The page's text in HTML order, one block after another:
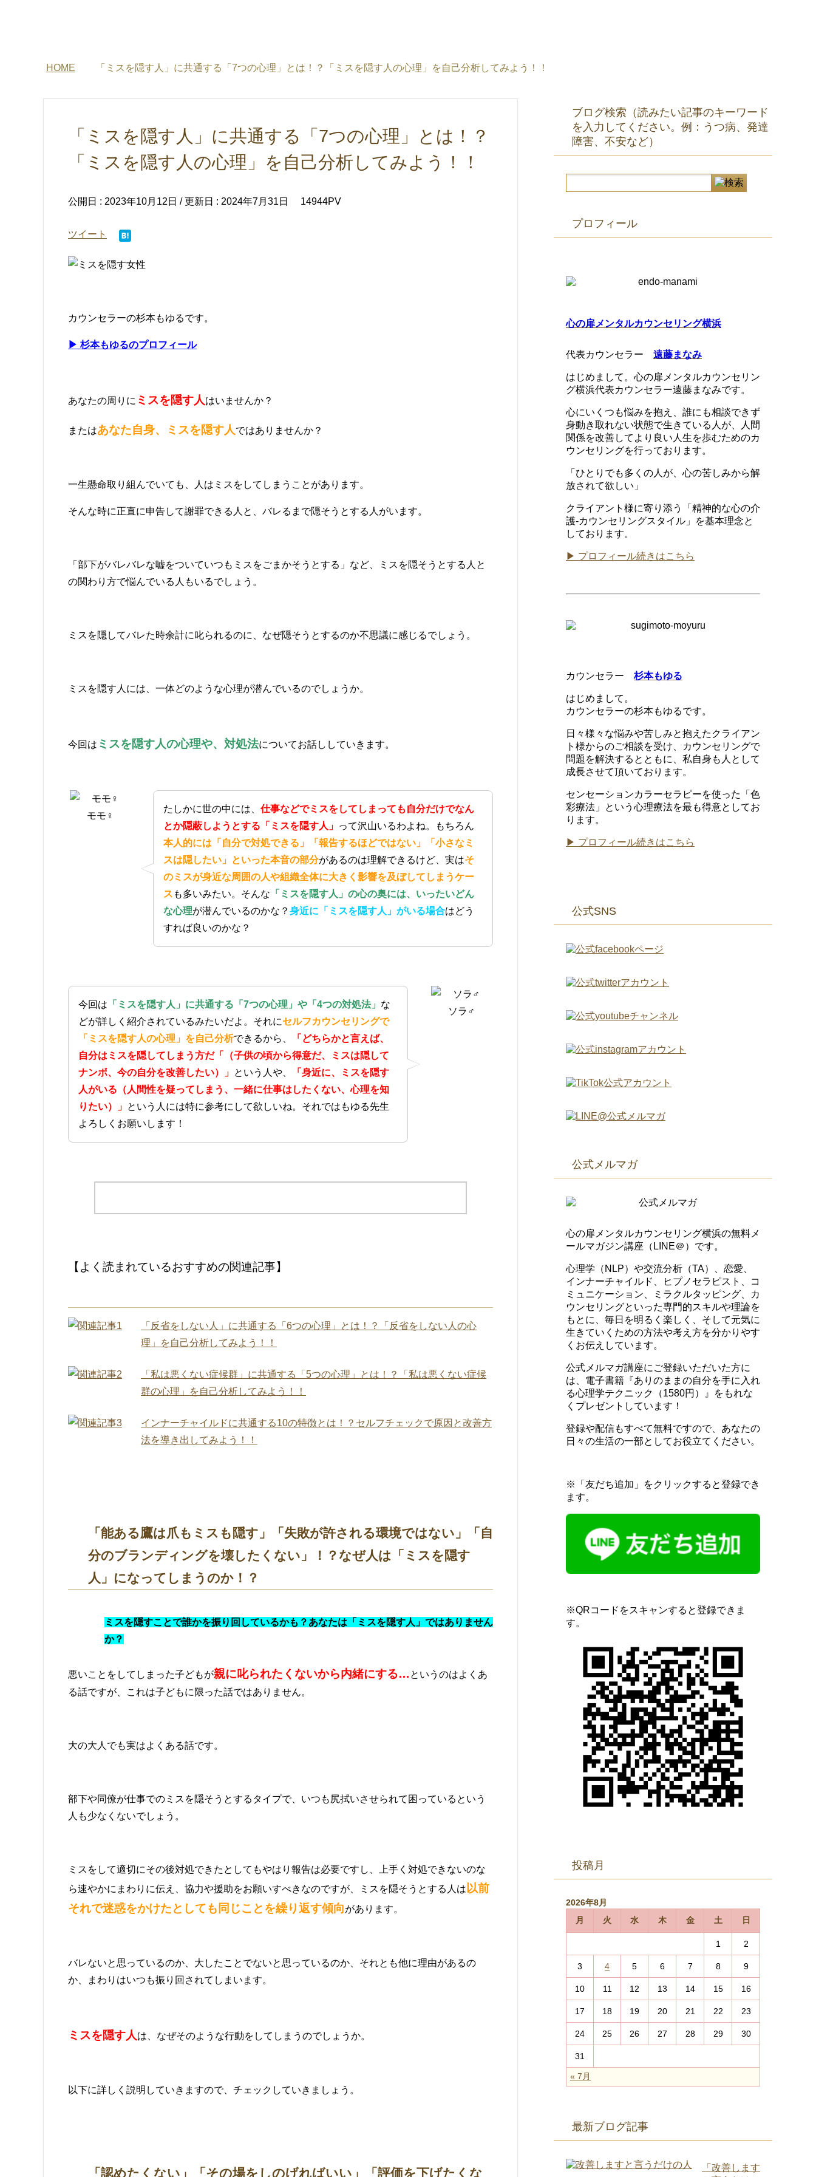
HOME 「ミスを隠す人」に共通する「7つの心理」とは！？「ミスを隠す人の心理」を自己分析してみよう！！
「ミスを隠す人」に共通する「7つの心理」とは！？
「ミスを隠す人の心理」を自己分析してみよう！！
公開日 : 2023年10月12日 / 更新日 : 2024年7月31日 14944PV
ツイート
カウンセラーの杉本もゆるです。
▶ 杉本もゆるのプロフィール
あなたの周りに ミスを隠す人はいませんか？
またはあなた自身、ミスを隠す人ではありませんか？
一生懸命取り組んでいても、人はミスをしてしまうことがあります。
そんな時に正直に申告して謝罪できる人と、バレるまで隠そうとする人がいます。
「部下がバレバレな嘘をついていつもミスをごまかそうとする」など、ミスを隠そうとする人と
の関わり方で悩んでいる人もいるでしょう。
ミスを隠してバレた時余計に叱られるのに、なぜ隠そうとするのか不思議に感じるでしょう。
ミスを隠す人には、一体どのような心理が潜んでいるのでしょうか。
今回は ミスを隠す人の心理や、対処法についてお話ししていきます。
モモ♀
たしかに世の中には、 仕事などでミスをしてしまっても自分だけでなん
とか隠蔽しようとする「ミスを隠す人」 って沢山いるわよね。もちろん
本人的には「自分で対処できる」「報告するほどではない」「小さなミ
スは隠したい」といった本音の部分があるのは理解できるけど、実はそ
のミスが身近な周囲の人や組織全体に大きく影響を及ぼしてしまうケー
ス も多いみたい。そんな 「ミスを隠す人」の心の奥には、いったいどん
な心理が潜んでいるのかな？ 身近に「ミスを隠す人」がいる場合はどう
すれば良いのかな？
ソラ♂
今回は 「ミスを隠す人」に共通する「7つの心理」や「4つの対処法」 な
どが詳しく紹介されているみたいだよ。それにセルフカウンセリングで
「ミスを隠す人の心理」を自己分析できるから、
「どちらかと言えば、
自分はミスを隠してしまう方だ「（子供の頃から得意だ、ミスは隠して
ナンボ、今の自分を改善したい）」 という人や、
「身近に、ミスを隠す
人がいる（人間性を疑ってしまう、一緒に仕事はしたくない、心理を知
りたい）」 という人には特に参考にして欲しいね。それではもゆる先生
よろしくお願いします！
【よく読まれているおすすめの関連記事】
「反省をしない人」に共通する「6つの心理」とは！？「反省をしない人の心
理」を自己分析してみよう！！
「私は悪くない症候群」に共通する「5つの心理」とは！？「私は悪くない症候
群の心理」を自己分析してみよう！！
インナーチャイルドに共通する10の特徴とは！？セルフチェックで原因と改善方
法を導き出してみよう！！
「能ある鷹は爪もミスも隠す」「失敗が許される環境ではない」「自
分のブランディングを壊したくない」！？なぜ人は「ミスを隠す
人」になってしまうのか！？
ミスを隠すことで誰かを振り回しているかも？あなたは「ミスを隠す人」ではありません
か？
悪いことをしてしまった子どもが親に叱られたくないから内緒にする… というのはよくあ
る話ですが、これは子どもに限った話ではありません。
大の大人でも実はよくある話です。
部下や同僚が仕事でのミスを隠そうとするタイプで、いつも尻拭いさせられて困っているという
人も少なくないでしょう。
ミスをして適切にその後対処できたとしてもやはり報告は必要ですし、上手く対処できないのな
ら速やかにまわりに伝え、協力や援助をお願いすべきなのですが、ミスを隠そうとする人は以前
それで迷惑をかけたとしても同じことを繰り返す傾向があります。
バレないと思っているのか、大したことでないと思っているのか、それとも他に理由があるの
か、まわりはいつも振り回されてしまいます。
ミスを隠す人は、なぜそのような行動をしてしまうのでしょうか。
以下に詳しく説明していきますので、チェックしていきましょう。
「認めたくない」「その場をしのげればいい」「評価を下げたくな
ブログ検索（読みたい記事のキーワード
を入力してください。例：うつ病、発達
障害、不安など）
プロフィール
心の扉メンタルカウンセリング横浜
代表カウンセラー 遠藤まなみ
はじめまして。心の扉メンタルカウンセリン
グ横浜代表カウンセラー遠藤まなみです。
心にいくつも悩みを抱え、誰にも相談できず
身動き取れない状態で生きている人が、人間
関係を改善してより良い人生を歩むためのカ
ウンセリングを行っております。
「ひとりでも多くの人が、心の苦しみから解
放されて欲しい」
クライアント様に寄り添う「精神的な心の介
護-カウンセリングスタイル」を基本理念と
しております。
▶ プロフィール続きはこちら
カウンセラー 杉本もゆる
はじめまして。
カウンセラーの杉本もゆるです。
日々様々な悩みや苦しみと抱えたクライアン
ト様からのご相談を受け、カウンセリングで
問題を解決するとともに、私自身も人として
成長させて頂いております。
センセーションカラーセラピーを使った「色
彩療法」という心理療法を最も得意としてお
ります。
▶ プロフィール続きはこちら
公式SNS
公式メルマガ
心の扉メンタルカウンセリング横浜の無料メ
ールマガジン講座（LINE＠）です。
心理学（NLP）や交流分析（TA）、恋愛、
インナーチャイルド、ヒプノセラピスト、コ
ミュニケーション、ミラクルタッピング、カ
ウンセリングといった専門的スキルや理論を
もとに、毎日を明るく楽しく、そして元気に
生きていくための方法や考え方を分かりやす
くお伝えしています。
公式メルマガ講座にご登録いただいた方に
は、電子書籍『ありのままの自分を手に入れ
る心理学テクニック（1580円）』をもれな
くプレゼントしています！
登録や配信もすべて無料ですので、あなたの
日々の生活の一部としてお役立てください。
※「友だち追加」をクリックすると登録でき
ます。
※QRコードをスキャンすると登録できま
す。
投稿月
2026年8月
月
火 水 木 金 土 日
« 7月
1 2
3 4 5 6 7 8 9
10 11 12 13 14 15 16
17 18 19 20 21 22 23
24 25 26 27 28 29 30
31
最新ブログ記事
「改善します